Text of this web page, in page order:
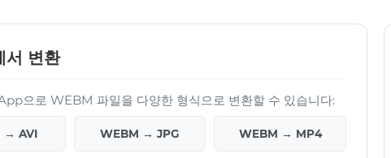
변환
으로 WEBM 파일을 다양한 형식으로 변환할 수 있습니다:
→ AVI WEBM → JPG WEBM → MP4